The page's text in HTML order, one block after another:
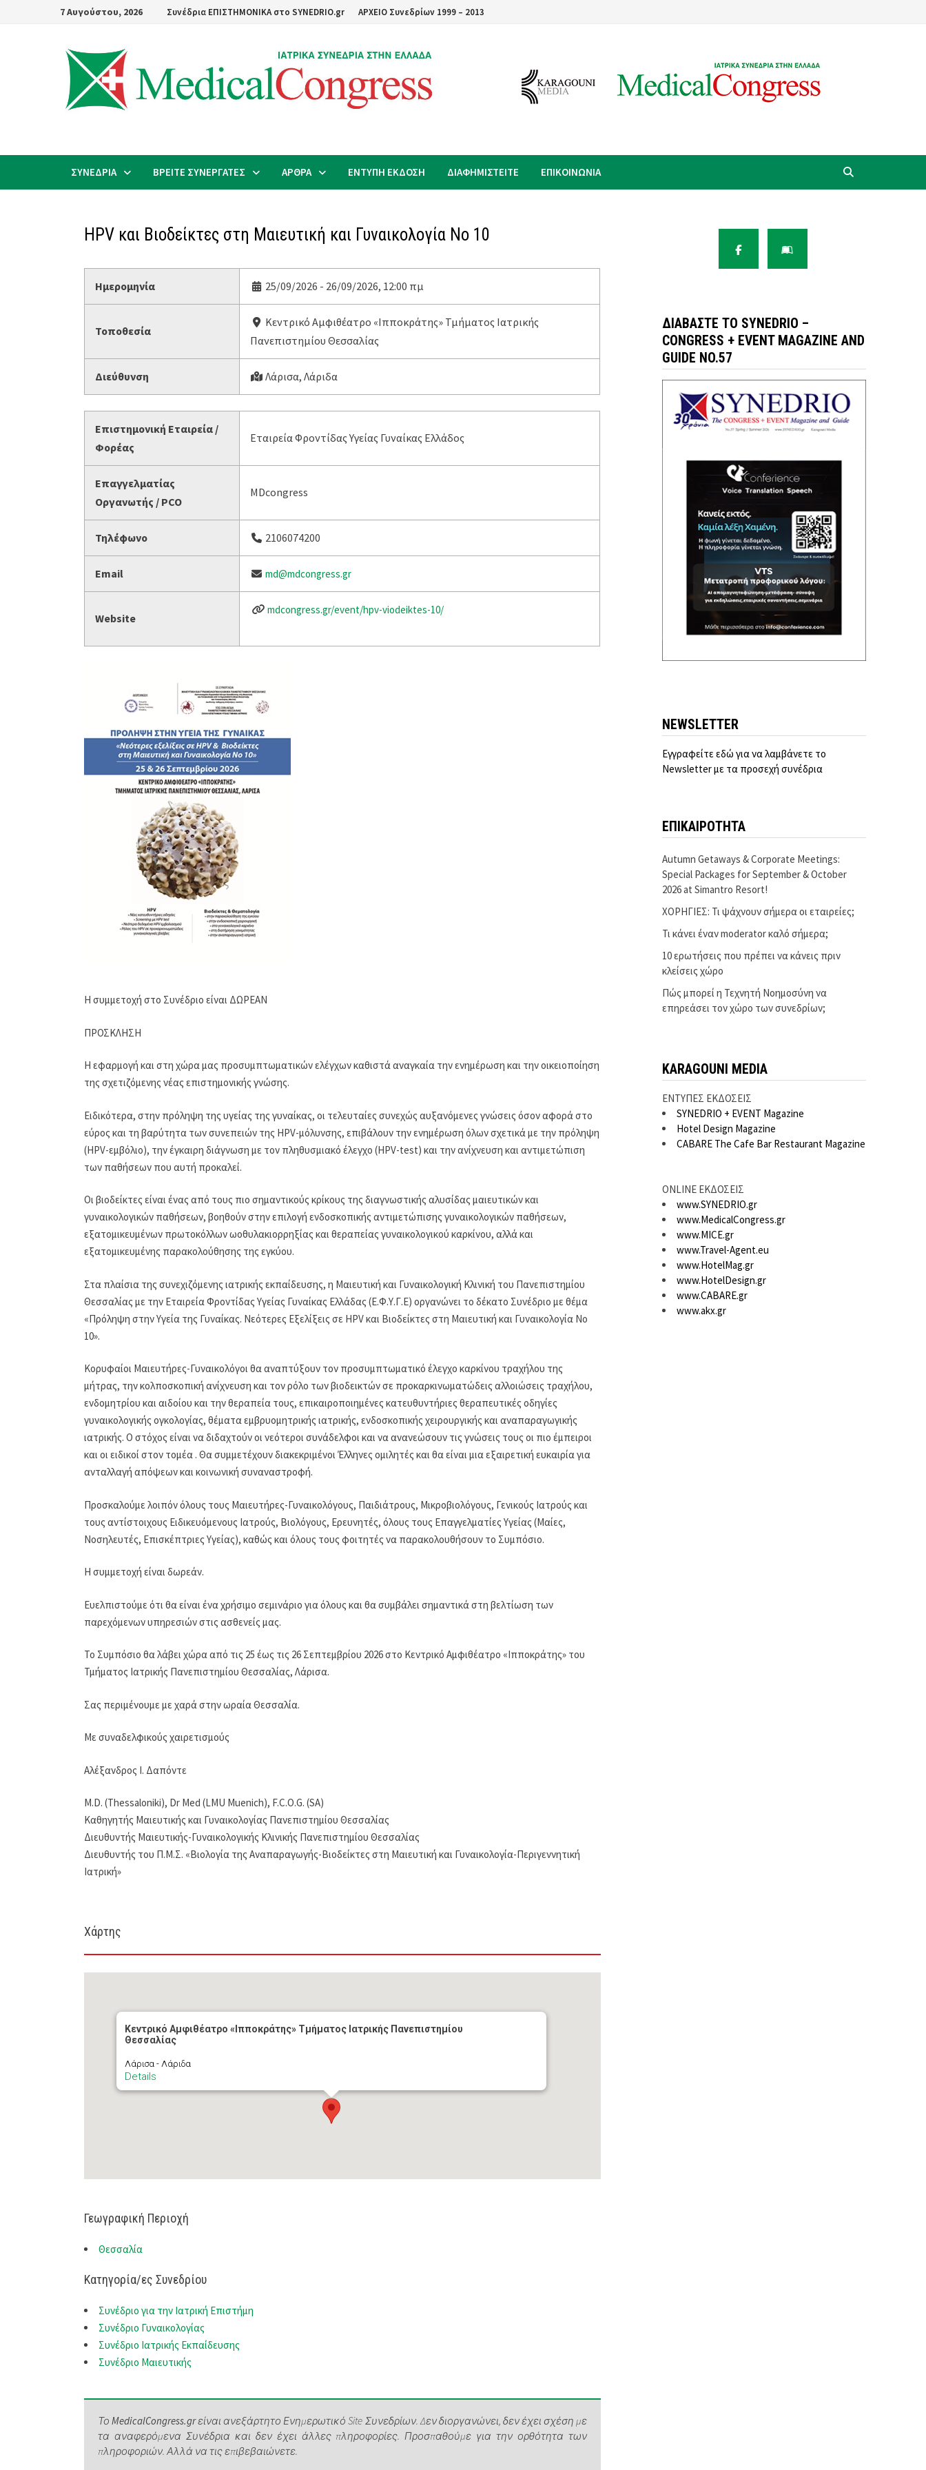
7 Αυγούστου, 2026 Συνέδρια ΕΠΙΣΤΗΜΟΝΙΚΑ στο SYNEDRIO.gr ΑΡΧΕΙΟ Συνεδρίων 1999 – 2013
ΣΥΝΕΔΡΙΑ ΒΡΕΙΤΕ ΣΥΝΕΡΓΑΤΕΣ ΑΡΘΡΑ ΕΝΤΥΠΗ ΕΚΔΟΣΗ ΔΙΑΦΗΜΙΣΤΕΙΤΕ ΕΠΙΚΟΙΝΩΝΙΑ
HPV και Βιοδείκτες στη Μαιευτική και Γυναικολογία Νο 10
Ημερομηνία 25/09/2026 - 26/09/2026, 12:00 πμ
Τοποθεσία
Κεντρικό Αμφιθέατρο «Ιπποκράτης» Τμήματος Ιατρικής
Πανεπιστημίου Θεσσαλίας
Διεύθυνση Λάρισα, Λάριδα
Επιστημονική Εταιρεία /
Φορέας
Εταιρεία Φροντίδας Υγείας Γυναίκας Ελλάδος
Επαγγελματίας
Οργανωτής / PCO
MDcongress
Τηλέφωνο 2106074200
Email md@mdcongress.gr
Website
mdcongress.gr/event/hpv-viodeiktes-10/
Η συμμετοχή στο Συνέδριο είναι ΔΩΡΕΑΝ
ΠΡΟΣΚΛΗΣΗ
Η εφαρμογή και στη χώρα μας προσυμπτωματικών ελέγχων καθιστά αναγκαία την ενημέρωση και την οικειοποίηση
της σχετιζόμενης νέας επιστημονικής γνώσης.
Ειδικότερα, στην πρόληψη της υγείας της γυναίκας, οι τελευταίες συνεχώς αυξανόμενες γνώσεις όσον αφορά στο
εύρος και τη βαρύτητα των συνεπειών της HPV-μόλυνσης, επιβάλουν την ενημέρωση όλων σχετικά με την πρόληψη
(HPV-εμβόλιο), την έγκαιρη διάγνωση με τον πληθυσμιακό έλεγχο (HPV-test) και την ανίχνευση και αντιμετώπιση
των παθήσεων που αυτή προκαλεί.
Οι βιοδείκτες είναι ένας από τους πιο σημαντικούς κρίκους της διαγνωστικής αλυσίδας μαιευτικών και
γυναικολογικών παθήσεων, βοηθούν στην επιλογή ενδοσκοπικής αντιμετώπισης γυναικολογικών παθήσεων,
εξατομικευμένων πρωτοκόλλων ωοθυλακιορρηξίας και θεραπείας γυναικολογικού καρκίνου, αλλά και
εξατομικευμένης παρακολούθησης της εγκύου.
Στα πλαίσια της συνεχιζόμενης ιατρικής εκπαίδευσης, η Μαιευτική και Γυναικολογική Κλινική του Πανεπιστημίου
Θεσσαλίας με την Εταιρεία Φροντίδας Υγείας Γυναίκας Ελλάδας (Ε.Φ.Υ.Γ.Ε) οργανώνει το δέκατο Συνέδριο με θέμα
«Πρόληψη στην Υγεία της Γυναίκας. Νεότερες Εξελίξεις σε HPV και Βιοδείκτες στη Μαιευτική και Γυναικολογία Νο
10».
Κορυφαίοι Μαιευτήρες-Γυναικολόγοι θα αναπτύξουν τον προσυμπτωματικό έλεγχο καρκίνου τραχήλου της
μήτρας, την κολποσκοπική ανίχνευση και τον ρόλο των βιοδεικτών σε προκαρκινωματώδεις αλλοιώσεις τραχήλου,
ενδομητρίου και αιδοίου και την θεραπεία τους, επικαιροποιημένες κατευθυντήριες θεραπευτικές οδηγίες
γυναικολογικής ογκολογίας, θέματα εμβρυομητρικής ιατρικής, ενδοσκοπικής χειρουργικής και αναπαραγωγικής
ιατρικής. Ο στόχος είναι να διδαχτούν οι νεότεροι συνάδελφοι και να ανανεώσουν τις γνώσεις τους οι πιο έμπειροι
και οι ειδικοί στον τομέα . Θα συμμετέχουν διακεκριμένοι Έλληνες ομιλητές και θα είναι μια εξαιρετική ευκαιρία για
ανταλλαγή απόψεων και κοινωνική συναναστροφή.
Προσκαλούμε λοιπόν όλους τους Μαιευτήρες-Γυναικολόγους, Παιδιάτρους, Μικροβιολόγους, Γενικούς Ιατρούς και
τους αντίστοιχους Ειδικευόμενους Ιατρούς, Βιολόγους, Ερευνητές, όλους τους Επαγγελματίες Υγείας (Μαίες,
Νοσηλευτές, Επισκέπτριες Υγείας), καθώς και όλους τους φοιτητές να παρακολουθήσουν το Συμπόσιο.
Η συμμετοχή είναι δωρεάν.
Ευελπιστούμε ότι θα είναι ένα χρήσιμο σεμινάριο για όλους και θα συμβάλει σημαντικά στη βελτίωση των
παρεχόμενων υπηρεσιών στις ασθενείς μας.
Το Συμπόσιο θα λάβει χώρα από τις 25 έως τις 26 Σεπτεμβρίου 2026 στο Κεντρικό Αμφιθέατρο «Ιπποκράτης» του
Τμήματος Ιατρικής Πανεπιστημίου Θεσσαλίας, Λάρισα.
Σας περιμένουμε με χαρά στην ωραία Θεσσαλία.
Με συναδελφικούς χαιρετισμούς
Αλέξανδρος Ι. Δαπόντε
M.D. (Thessaloniki), Dr Med (LMU Muenich), F.C.O.G. (SA)
Καθηγητής Μαιευτικής και Γυναικολογίας Πανεπιστημίου Θεσσαλίας
Διευθυντής Μαιευτικής-Γυναικολογικής Κλινικής Πανεπιστημίου Θεσσαλίας
Διευθυντής του Π.Μ.Σ. «Βιολογία της Αναπαραγωγής-Βιοδείκτες στη Μαιευτική και Γυναικολογία-Περιγεννητική
Ιατρική»
Χάρτης
Κεντρικό Αμφιθέατρο «Ιπποκράτης» Τμήματος Ιατρικής Πανεπιστημίου
Θεσσαλίας
Λάρισα - Λάριδα
Details
Γεωγραφική Περιοχή
Θεσσαλία
Κατηγορία/ες Συνεδρίου
Συνέδριο για την Ιατρική Επιστήμη
Συνέδριο Γυναικολογίας
Συνέδριο Ιατρικής Εκπαίδευσης
Συνέδριο Μαιευτικής
ΤοMedicalCongress.grείναι ανεξάρτητο Ενημερωτικό Site Συνεδρίων. Δεν διοργανώνει, δεν έχει σχέση με
τα αναφερόμενα Συνέδρια και δεν έχει άλλες πληροφορίες. Προσπαθούμε για την ορθότητα των
πληροφοριών. Αλλά να τις επιβεβαιώνετε.
ΔΙΑΒΆΣΤΕ ΤΟ SYNEDRIO –
CONGRESS + EVENT MAGAZINE AND
GUIDE NO.57
NEWSLETTER
Εγγραφείτε εδώ για να λαμβάνετε το
Newsletter με τα προσεχή συνέδρια
ΕΠΙΚΑΙΡΟΤΗΤΑ
Autumn Getaways & Corporate Meetings:
Special Packages for September & October
2026 at Simantro Resort!
ΧΟΡΗΓΙΕΣ: Τι ψάχνουν σήμερα οι εταιρείες;
Τι κάνει έναν moderator καλό σήμερα;
10 ερωτήσεις που πρέπει να κάνεις πριν
κλείσεις χώρο
Πώς μπορεί η Τεχνητή Νοημοσύνη να
επηρεάσει τον χώρο των συνεδρίων;
KARAGOUNI MEDIA
ΕΝΤΥΠΕΣ ΕΚΔΟΣΕΙΣ
SYNEDRIO + EVENT Magazine
Hotel Design Magazine
CABARE The Cafe Bar Restaurant Magazine
ONLINE ΕΚΔΟΣΕΙΣ
www.SYNEDRIO.gr
www.MedicalCongress.gr
www.MICE.gr
www.Travel-Agent.eu
www.HotelMag.gr
www.HotelDesign.gr
www.CABARE.gr
www.akx.gr